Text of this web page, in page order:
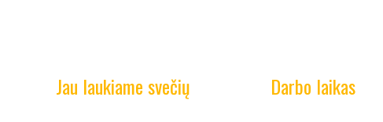
Jau laukiame svečių Darbo laikas